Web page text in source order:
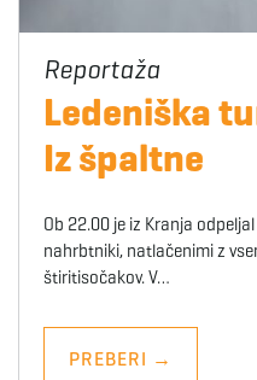
Ledeniška
Iz špaltne
Ob 22.00 je iz Kranja
nahrbtniki, natlačenimi z
štiritisočakov. V…
PREBERI →